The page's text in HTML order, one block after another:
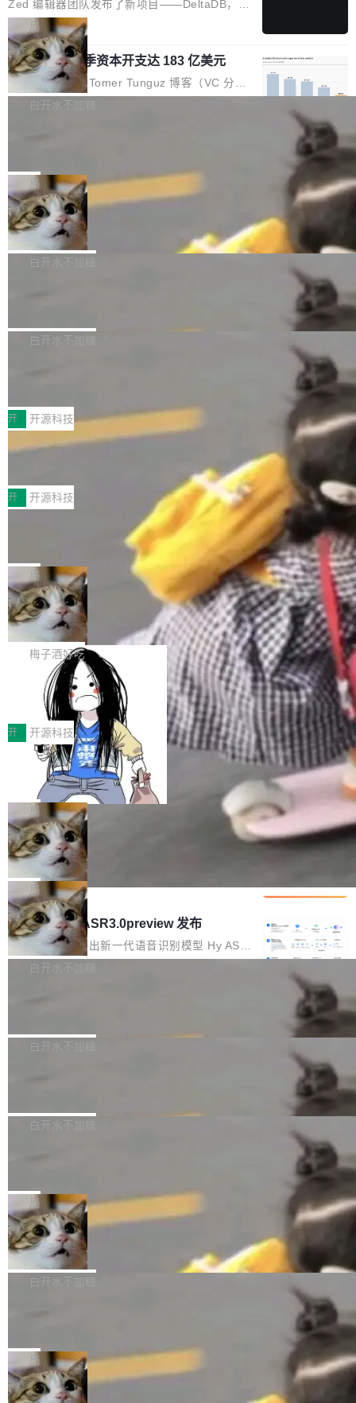
了。 闲置的 cell 会休眠到几乎不占资源。当 cel
l 迁移或唤醒时，新宿主从 S3 恢复 SQLite 数据
库继续执行。存储库是持久化的唯一真相...
例如iQOO Z11i、REDMI Note 17、REDMI No
te 17 Pro、OPPO K15，要么是vivo X300 E这
样的次旗舰。 Galaxy Z Fold8 Ultra / Z Fold8 /
Z Flip8三款折叠屏新机均在7月22日发布，且全
部搭载骁龙8 Elite Gen5 for Galaxy，它们本该
Zed 编辑器团队发布了新项目——DeltaDB，一
个在 git commit 之间记录每一次编辑操作的版
本控制系统。目前处于 Early Access 阶段。 De
ltaDB 的核心思路直接写在 landing page 最显
眼的位置：「Software is made between com
mits」——软件是在 commit 之间写出来的。git
是把这段空隙补上。 回退到任何一次编辑：Delt
aDB 捕获 commit 之间的每一次操作，...
局
SpaceXAI 单季资本开支达 183 亿美元
根据风险投资人Tomer Tunguz 博客（VC 分
析）披露的最新分析与第二季度业绩报告，Spac
微软同期总资本开支的四成。 与亚马逊、Alpha
bet、微软以及 Meta 等传统科技巨头相比，Spa
ceXAI的资金消耗速度尤为引人瞩目。然而，支
撑庞大支出的资金来源却呈现出截然不同的面
貌。数据显示，微软和 Meta 主要依托充沛的经
白开水不加糖
一个在终端里运行的编程 agent；Muse Spark
1.2，驱动这个 agent 的新模型。一句话概括：
你可以用 curl -fsSL https://dev.meta.ai/install.
sh | bash 安装一个能在大项目里自动规划、写
代码、验证结果的 AI 终端工具。 据介绍，Muse
个主 agent 循环，外加一组后台 agent。这些后
局
美团开源 LoHoSearch，用知识图谱校
准 AI 能力认知
机器出题的前提，是让机器拥有全局视野。整个
构建流程可以分为四个环节：建图 → 控制难度
白开水不加糖
库，并将作为transport接入Mooncake TENT。
MPComm将作为一种传输引擎接入Mooncake T
ENT，实现零拷贝传输性能提升30%、非零拷贝
传输性能最高提升5倍。UCL-MPComm底层基
于自研UCL-Engine通信引擎，后续腾讯网平将
持续开源更多基于UCL-Engine的高性能通信组
件。 腾讯网平团队在UCL-MPComm中实现了一
个独立于业务线程的全局通信引擎（Engine），
白开水不加糖
型案例入选名单》，深信服“面向企业研发场景的
开源 AI 编程平台 CoStrict 应用”凭借卓越的技术
创新与落地成效成功入选。 全链路私有化部署，
助力企业AI研发安全落地 当前，越来越多企业已
经开始引入 AI Coding 工具，通过调用公有云模
型或企业内部部署模型提升研发效率。但随着 AI
Coding 从个人辅助工具逐步走向团队级、组织
级应用，企业在规模化落地过程中，对安全性、
可控性和代码质量提出了更高要求。 首先是数据
安全与合规要求。对于大多数普通研发场景，公
有云模型能够满足快速试用和效率提升的需求。
但对于金融、能源、医疗等对数据安全要求较...
开 开源科技
深信服AI算力网关入选工信部人工智能
前不久，工业和信息化部正式发布《2025年人工
智能应用典型案例名单》，集中展示人工智能在
各领域的应用成果，覆盖技术底座、行业赋能、
产品应用、支撑保障、专题等五大方向。深信服
AI算力网关（AI创新平台）成功入选！ 随着各行
各业的Agent走向规模化建设，算力构成形态逐
渐丰富，用户关注的重点也在发生变化：不只是
让AI用起来，还要进一步看清混合算力时代下，
Token花在哪里、算力是否被充分利用，以及持
续增长的AI成本该如何优化。 深信服AI算力网关
正是围绕这些实际问题，从Token治理和成本治
理两个方面，让用户的每一份算力都看得清、管
得住、用得稳、省得下、更安全！ 一、从现在开
始，Token使用一目...
开 开源科技
Jeff Dean 离开 Google：一个时代的结
束，一个实验室的开始
Google 员工编号 20。MapReduce 作者之一。
Bigtable 作者之一。TensorFlow 的作者之一。
Gemini 的架构师。Google 首席科学家。 Jeff D
ean 在 Google 工作了 27 年后，宣布离职。 他
不是一个人走。一同离开的还有 Sanjay Ghema
wat（Google 员工编号 23，Jeff Dean 二十多
年的编程搭档，MapReduce 和 Bigtable 的共同
作者）、Quoc Le（Google 大脑核心成员，Se
q2Seq 和 DocAI 的共同发明人）以及 Oriol Vin
yals（Gemini 联合负责人，AlphaSta...
局
🔥 SolonCode v2026.8.4 发布：界面
字体可调、22 种语言、记忆搜索增强
打开终端就能上岗的全中文编码智能体，这一轮
把「看得清、用母语、记得住」三件事一次补
齐。 SolonCode 是什么 SolonCode 是杭州无
耳科技研发的企业级终端编码智能体——一位全
中文驱动的数字员工，自主理解需求、规划步
骤、编写代码。不挑模型、不挑平台，curl 一行
装完即用。 开源地址：Gitee · GitCode · GitHu
b 安装 支持 Java 8+（8~26）、macOS / Linu
x / Windows / Harmony PC。 # macOS / Linu
x / Harmony PC curl -fsSL https://solon.noea
r.org/solon...
梅子酒好吃
让“代码语义理解”深度释放AI Coding
价值潜能：华为云码道（CodeArts）
代码仓技术解析
一、代码仓深度理解技术的作用与价值 在软件工
程实践中，代码仓是企业核心知识资产的主要载
体。企业级代码仓库通常包含数十万乃至数百万
个文件，其规模远超单次模型调用可承载的上下
文窗口。随着项目规模的持续扩张与代码历史的
不断累积，代码仓中的模块关系、接口契约、业
务逻辑等关键信息往往分散于数十乃至数百个文
件之中，形成高度复杂的知识关联网络。传统的
代码检索手段（如关键词匹配、目录遍历）仅能
在语法层面完成文本定位，难以触及代码的语义
内涵与结构关联，导致开发者使用代码智能体在
理解大规模代码仓时面临显著"代码仓理解"瓶
颈。 代码仓深度理解服务（以下简称" CodeBas
e深度理解服务"）是华为云码道（CodeA...
开 开源科技
一条“删库”命令跑 17 小时，算法工程
师删光 89TB 数据只为干私活
最高人民检察院8月4日公布了一起案件：北京一
名90后算法工程师王某，为了给自己接的私活腾
服务器空间，删光了公司AI游戏部门的全部核心
数据。 王某2024年1月入职东城区某科技公司AI
短剧部门，有互联网大厂背景。在公司内部架构
调整期间，部门三次通知全员将数据从A集群迁
移到B集群，王某都回复了"收到"。 他没有迁移
数据。2024年9月3日下午4点，他使用此前登录
的账号密码进入A集群，输入了一条被程序员圈
称为"删库跑路"的命令——最高管理员权限、无
自研的多个文生3D和...
局
Cloudflare 分享推理优化实践：KV ca
che 量化 + 权重压缩，吞吐量提升 4
1%，成本降 30%
Kimi 和 GLM 是当前最强的大模型系列之一，但
它们有一个共同的问题：太吃显存了。月之暗面
的 Kimi K 系列和智谱的 GLM 都是长上下文、M
oE 架构的大模型，好用到让人上瘾，但 GPU 显
存永远不够用。 Cloudflare 的 Workers AI 团队
一直在跑这些模型的推理。他们在官方博客上发
整性保护。效果是：吞吐量提升 41%，每 token
局
腾讯混元 Hy ASR3.0preview 发布
腾讯混元正式推出新一代语音识别模型 Hy ASR
3.0preview。基于最新一代大语言模型 Hy3 的
让语音识别不再只是听清，而是真正听懂。通过
w 不要求标准普通话，方言识别覆盖粤语、吴语
白开水不加糖
新和少量网页兼容性修复版本。 Changes/fixe
容提供的字体时出现的几个问题 为避免音频加
质的最低采样率）的音频格式将被拒绝 修复了 C
SS 圆角虚线样式中可能存在的问题 如果表单中
的图像元素不在同一个子树中，则它们将不再关
联 加...
白开水不加糖
发布的 Release Notes，他利用 AI 工具（如 Co
最强的若干项。对于尚未正式发版的 PG 19，则
通过拉取过去一年内（从 PG 18 Beta1 时间点
至今）的所有 commit，同样交由 AI 分析提炼。
经过人工复核，准确度令人满意。这一方法也为
社区爱好者提供了高效跟踪新版本的思路。
白开水不加糖
维护工作一直与我的日常工作、家务、社交生活
和休闲娱乐竞争时间。" 这是 libexpat 维护者 S
ebastian Pipping 写在博客里的话。8 月 4 日，
他宣布了一个新消息：从 2026 年 8 月 1 日起，
他可以全职维护 libexpat 了，最长 6 个月。发
库之一。你的操作系统、浏览器、无数的基础设
施软件，很可能都在用它。而过去十年，维护它
的人一直在用业余...
局
Firefox 153.0.3 发布
Firefox 153.0.3 现已发布，具体更新内容如
下： New Smart Window 包含多项增强功能：
gi?id=2019042">Bug&nbsp;2019042</a>）</l
i> <li>现在，助手可以直接使用 Exa 的网络搜索
结果回答问题，而无需将问题转交给搜索引擎。
白开水不加糖
的 npm 包。项目的核心论点是：容器不适合 Ag
ent 计算。真正适合的，是 Isolate。 Cloudflare
工程师在这件事上没什么可谦虚的——他们用 W
局
OpenAI 公开邮件和聊天记录回应苹果